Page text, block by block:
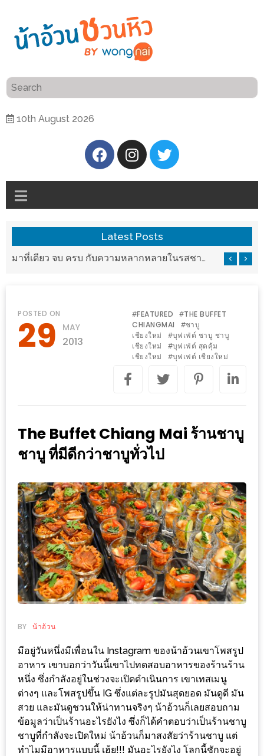
10th August 2026
แนะนำ
อ้วน
ความ
เป็น
ศิริ
ปัน
นาฯ
เชียงใหม่
เล่น
กัน
…
งาน
ที่
ครบ
ครั้ง
ช้อป
ชิ
ลล์
ชิม
ที่
FESTIVAL
10
ร้าน
พ่อ
ค้า
แซ่บ
Latest Posts
แวะมาชิลยามเย็น กับจุดเช็คอินชมวิวดอยสุเทพสุดฟิน เครื่องดื่มและอาหารครบครันที่ Pool House
POSTED ON
29 MAY
2013
#FEATURED #THE BUFFET
CHIANGMAI
#ชาบู
เชียงใหม่
#บุฟเฟ่ต์ ชาบู ชาบู
เชียงใหม่
#บุฟเฟ่ต์ สุดคุ้ม
เชียงใหม่
#บุฟเฟต์ เชียงใหม่
The Buffet Chiang Mai ร้านชาบู
ชาบู ที่มีดีกว่าชาบูทั่วไป
BY น้าอ้วน
มีอยู่วันหนึ่งมีเพื่อนใน Instagram ของน้าอ้วนเขาโพสรูป
อาหาร เขาบอกว่าวันนี้เขาไปทดสอบอาหารของร้านร้าน
หนึ่ง ซึ่งกำลังอยู่ในช่วงจะเปิดดำเนินการ เขาเทสเมนู
ต่างๆ และโพสรูปขึ้น IG ซึ่งแต่ละรูปมันสุดยอด มันดูดี มัน
สวย และมันดูชวนให้น่าทานจริงๆ น้าอ้วนก็เลยสอบถาม
ข้อมูลว่าเป็นร้านอะไรยังไง ซึ่งก็ได้คำตอบว่าเป็นร้านชาบู
ชาบูที่กำลังจะเปิดใหม่ น้าอ้วนก็มาสงสัยว่าร้านชาบู แต่
ทำไมมีอาหารแบบนี้ เฮ้ย!!! มันอะไรยังไง โลกนี้ชักจะอยู่